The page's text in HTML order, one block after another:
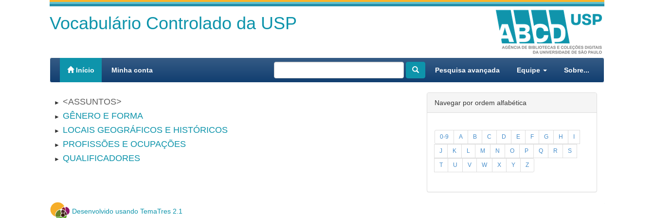
Vocabulário Controlado da USP
Início Minha conta Pesquisa avançada Equipe Sobre...
► ASSUNTOS
► GÊNERO E FORMA
► LOCAIS GEOGRÁFICOS E HISTÓRICOS
► PROFISSÕES E OCUPAÇÕES
► QUALIFICADORES
Navegar por ordem alfabética
0-9 A B C D E F G H I
J K L M N O P Q R S
T U V W X Y Z
Desenvolvido usando TemaTres 2.1